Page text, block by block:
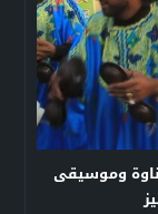
الـ27 لمهرجان كناوة وموسيقى